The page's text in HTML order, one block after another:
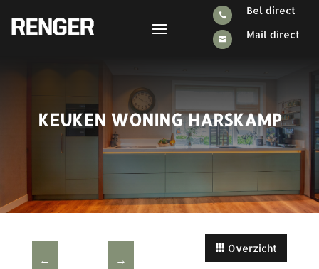
 Bel direct
 Mail direct
KEUKEN WONING HARSKAMP
← →
Overzicht